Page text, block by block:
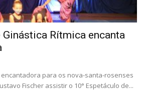
Rítmica encanta
para os nova-santa-rosenses
Fischer assistir o 10° Espetáculo de...